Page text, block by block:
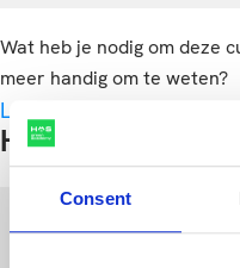
Consent
Wat heb je nodig om deze
meer handig om te weten?
Lees meer
Handig om te
Start- en cursusdata